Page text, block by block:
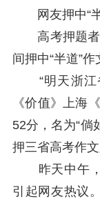
网友押中“半
高考押题者
间押中“半道”
“明天浙江
《价值》上海
52分，名为“倘
押三省高考作文
昨天中午，
引起网友热议